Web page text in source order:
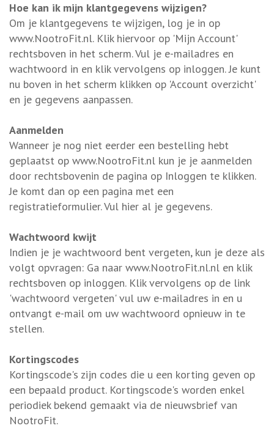
Hoe kan ik mijn klantgegevens wijzigen?
Om je klantgegevens te wijzigen, log je in op
www.NootroFit.nl. Klik hiervoor op 'Mijn Account'
rechtsboven in het scherm. Vul je e-mailadres en
wachtwoord in en klik vervolgens op inloggen. Je kunt
nu boven in het scherm klikken op 'Account overzicht'
en je gegevens aanpassen.
Aanmelden
Wanneer je nog niet eerder een bestelling hebt
geplaatst op www.NootroFit.nl kun je je aanmelden
door rechtsbovenin de pagina op Inloggen te klikken.
Je komt dan op een pagina met een
registratieformulier. Vul hier al je gegevens.
Wachtwoord kwijt
Indien je je wachtwoord bent vergeten, kun je deze als
volgt opvragen: Ga naar www.NootroFit.nl.nl en klik
rechtsboven op inloggen. Klik vervolgens op de link
'wachtwoord vergeten' vul uw e-mailadres in en u
ontvangt e-mail om uw wachtwoord opnieuw in te
stellen.
Kortingscodes
Kortingscode's zijn codes die u een korting geven op
een bepaald product. Kortingscode's worden enkel
periodiek bekend gemaakt via de nieuwsbrief van
NootroFit.